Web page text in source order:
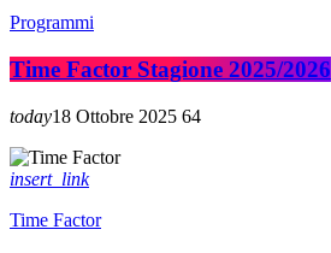
Programmi
Time Factor Stagione 2025/2026
today18 Ottobre 2025 64
insert_link
Time Factor